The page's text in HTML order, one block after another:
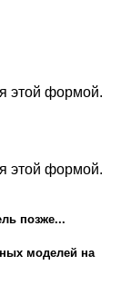
этой формой.
этой формой.
позже...
моделей на